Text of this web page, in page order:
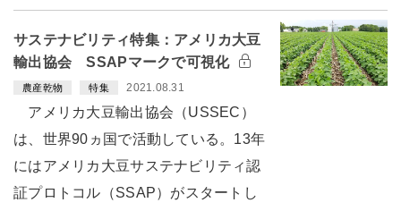
サステナビリティ特集：アメリカ大豆
輸出協会 SSAPマークで可視化
農産乾物 特集 2021.08.31
アメリカ大豆輸出協会（USSEC）
は、世界90ヵ国で活動している。13年
にはアメリカ大豆サステナビリティ認
証プロトコル（SSAP）がスタートし